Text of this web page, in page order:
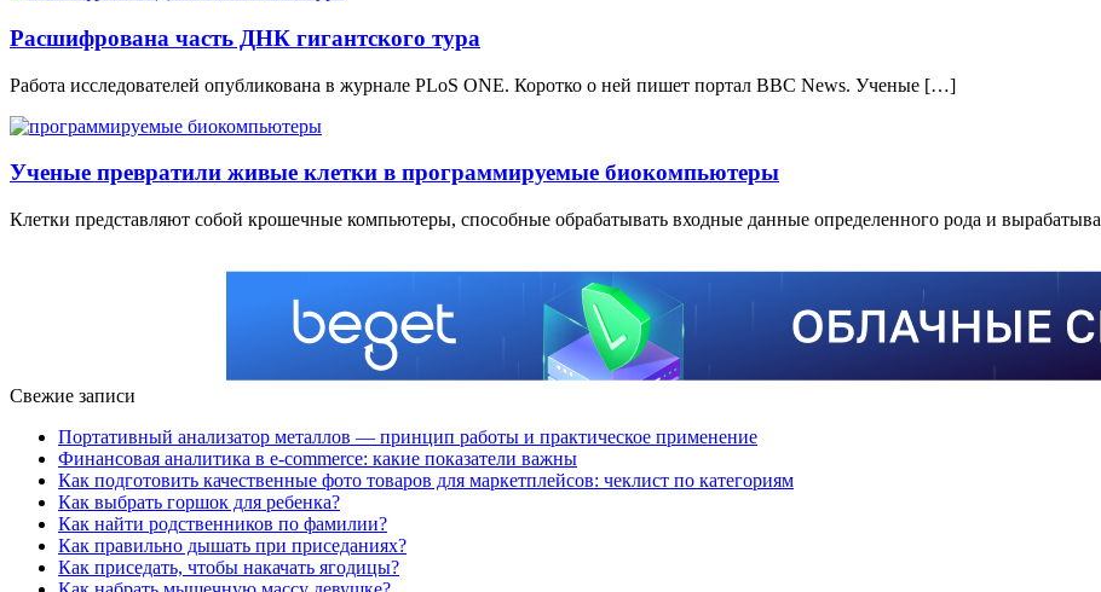
Расшифрована часть ДНК гигантского тура
Работа исследователей опубликована в журнале PLoS ONE. Коротко о ней пишет портал BBC News. Ученые […]
Ученые превратили живые клетки в программируемые биокомпьютеры
Клетки представляют собой крошечные компьютеры, способные обрабатывать входные данные определенного рода и
Свежие записи
Портативный анализатор металлов — принцип работы и практическое применение
Финансовая аналитика в e-commerce: какие показатели важны
Как подготовить качественные фото товаров для маркетплейсов: чеклист по категориям
Как выбрать горшок для ребенка?
Как найти родственников по фамилии?
Как правильно дышать при приседаниях?
Как приседать, чтобы накачать ягодицы?